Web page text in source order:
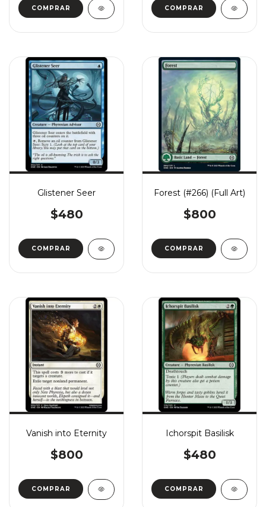
COMPRAR COMPRAR
Glistener Seer
$480
COMPRAR
Forest (#266) (Full Art)
$800
COMPRAR
Vanish into Eternity
$800
COMPRAR
Ichorspit Basilisk
$480
COMPRAR